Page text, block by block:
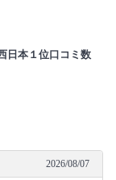
日本１位口コミ数
2026/08/07